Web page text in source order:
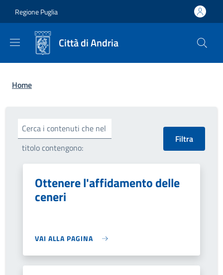
Regione Puglia
Città di Andria
Briciole di pane
Home
Cerca i contenuti che nel
titolo contengono:
Ottenere l'affidamento delle
ceneri
VAI ALLA PAGINA